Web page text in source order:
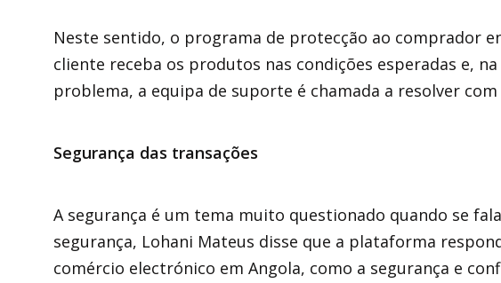
Neste sentido, o programa de protecção ao comprador
cliente receba os produtos nas condições esperadas e,
problema, a equipa de suporte é chamada a resolver
Segurança das transações
A segurança é um tema muito questionado quando se
segurança, Lohani Mateus disse que a plataforma
comércio electrónico em Angola, como a segurança e